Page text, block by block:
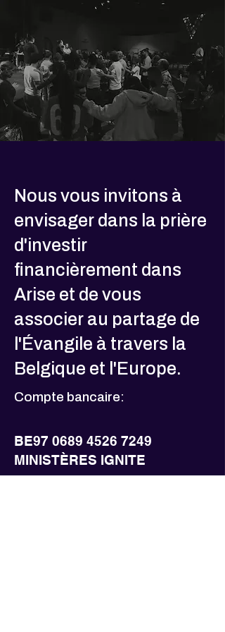
Nous vous invitons à
envisager dans la prière
d'investir
financièrement dans
Arise et de vous
associer au partage de
l'Évangile à travers la
Belgique et l'Europe.
Compte bancaire:
BE97 0689 4526 7249
MINISTÈRES IGNITE